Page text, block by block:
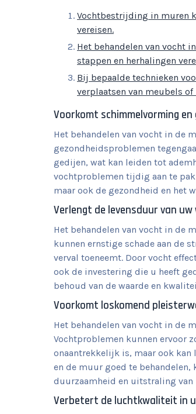
Vochtbestrijding in muren
vereisen.
Het behandelen van vocht
stappen en herhalingen
Bij bepaalde technieken
verplaatsen van meubels
Voorkomt schimmelvorming
Het behandelen van vocht in de
gezondheidsproblemen
gedijen, wat kan leiden tot
vochtproblemen tijdig aan te
maar ook de gezondheid en het
Verlengt de levensduur van uw
Het behandelen van vocht in de
kunnen ernstige schade aan de
verval toeneemt. Door vocht
ook de investering die u heeft
behoud van de waarde en
Voorkomt loskomend
Het behandelen van vocht in de
Vochtproblemen kunnen ervoor
onaantrekkelijk is, maar ook kan
en de muur goed te
duurzaamheid en uitstraling van
Verbetert de luchtkwaliteit in